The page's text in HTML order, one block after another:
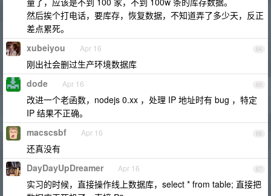
然后挨个打电话，要库存，恢复数据，不知道弄了多少天，反正
差点累死。
64
xubeiyou Apr 16
刚出社会删过生产环境数据库
65
dode Apr 16
改进一个老函数，nodejs 0.xx ，处理 IP 地址时有 bug ，特定
IP 结果不正确。
66
macscsbf Apr 16
还真没有
67
DayDayUpDreamer Apr 16
实习的时候，直接操作线上数据库，select * from table; 直接把